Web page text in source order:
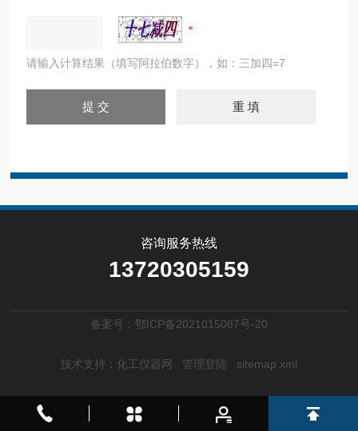
请输入计算结果（填写阿拉伯数字），如：三加四=7
咨询服务热线
13720305159
备案号：鄂ICP备2021015087号-20
技术支持： 化工仪器网 管理登陆 sitemap.xml